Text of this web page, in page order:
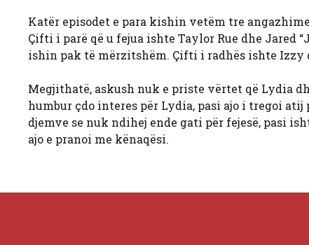
Katër episodet e para kishin vetëm tre
Çifti i parë që u fejua ishte Taylor Rue dhe Jared
ishin pak të mërzitshëm. Çifti i radhës ishte Izzy
Megjithatë, askush nuk e priste vërtet që Lydia
humbur çdo interes për Lydia, pasi ajo i tregoi
djemve se nuk ndihej ende gati për fejesë, pasi
ajo e pranoi me kënaqësi.